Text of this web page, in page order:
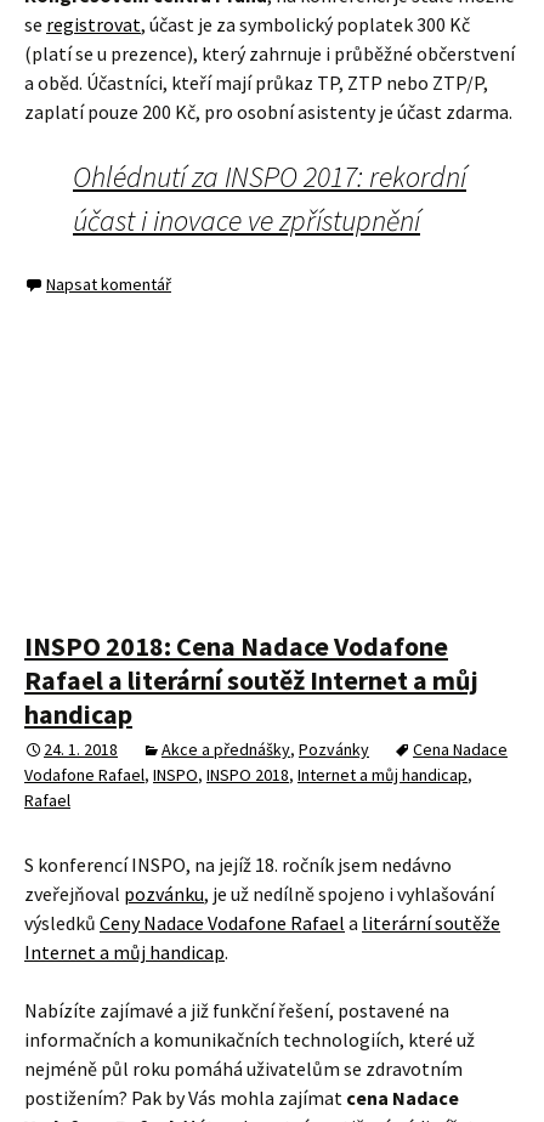
Ohlédnutí za INSPO 2017: rekordní
účast i inovace ve zpřístupnění
Vodafone Rafael,INSPO,INSPO 2018,Internet a můj handicap
Rafael
S konferencí INSPO, na jejíž 18. ročník jsem nedávno
zveřejňoval pozvánku, je už nedílně spojeno i vyhlašování
výsledků
literární soutěže
Nabízíte zajímavé a již funkční řešení, postavené na
informačních a komunikačních technologiích, které už
nejméně půl roku pomáhá uživatelům se zdravotním
postižením? Pak by Vás mohla zajímat
Vodafone Rafael
. Máte zdravotní postižení, rádi píšete a
při vyrovnávání se se zdravotním handicapem vám pomáhá
Internet nebo mobilní telefon? Přihlaste svůj příspěvek do
soutěžeInternet a můj handicap.